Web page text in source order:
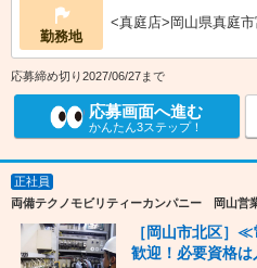
勤務地
<真庭店>岡山県真庭
応募締め切り2027/06/27まで
応募画面へ進む
かんたん3ステップ！
正社員
両備テクノモビリティーカンパニー 岡山営
［岡山市北区］
歓迎！必要資格は